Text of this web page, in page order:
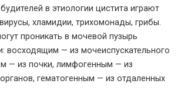
в этиологии цистита играют
хламидии, трихомонады, грибы.
проникать в мочевой пузырь
восходящим — из мочеиспускательного
— из почки, лимфогенным — из
гематогенным — из отдаленных